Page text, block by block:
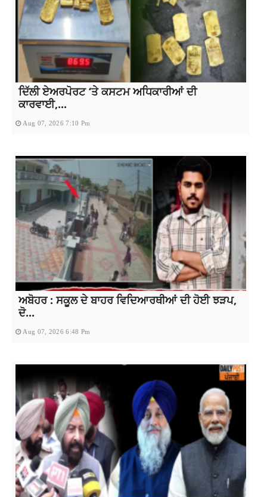
ਦਿੱਲੀ ਏਅਰਪੋਰਟ ‘ਤੇ ਕਸਟਮ ਅਧਿਕਾਰੀਆਂ ਦੀ
ਕਾਰਵਾਈ,...
Aug 07, 2026 7:10 Pm
ਅਬੋਹਰ : ਸਕੂਲ ਦੇ ਬਾਹਰ ਵਿਦਿਆਰਥੀਆਂ ਦੀ ਹੋਈ ਝੜਪ,
ਦੋ...
Aug 07, 2026 6:48 Pm